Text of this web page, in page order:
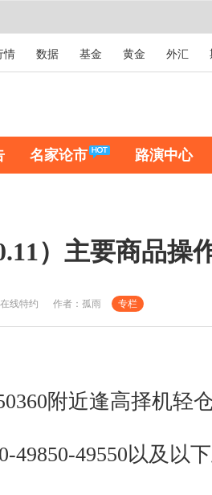
情 数据 基金 黄金 外汇
名家论市 路演中心
）主要商品操
线特约 作者：孤雨 专栏
附近逢高择机轻
49550以及以